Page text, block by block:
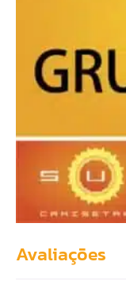
Avaliações